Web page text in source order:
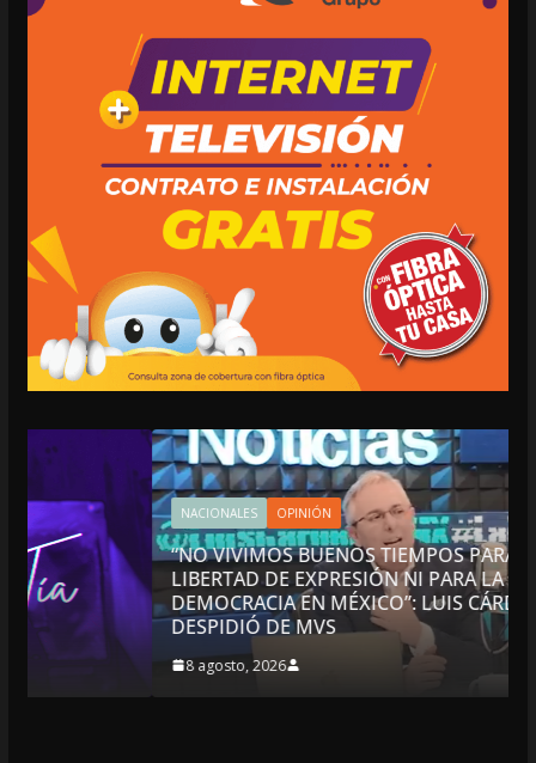
NACIONALES OPINIÓN
“NO VIVIMOS BUENOS TIEMPOS PARA LA
LIBERTAD DE EXPRESIÓN NI PARA LA
DEMOCRACIA EN MÉXICO”: LUIS CÁRDENAS; SE
DESPIDIÓ DE MVS
8 agosto, 2026